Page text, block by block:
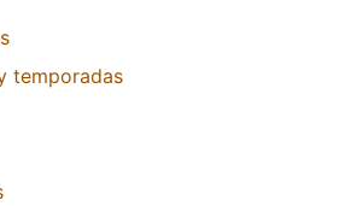
temporadas